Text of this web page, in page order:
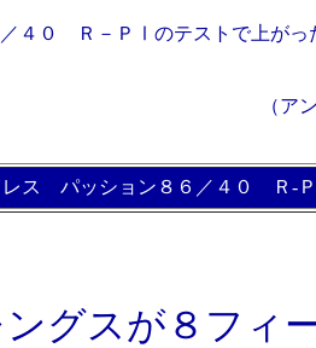
４０ Ｒ－ＰⅠのテストで上が
（ア
ス パッション８６／４０ Ｒ-
グスが８フィ